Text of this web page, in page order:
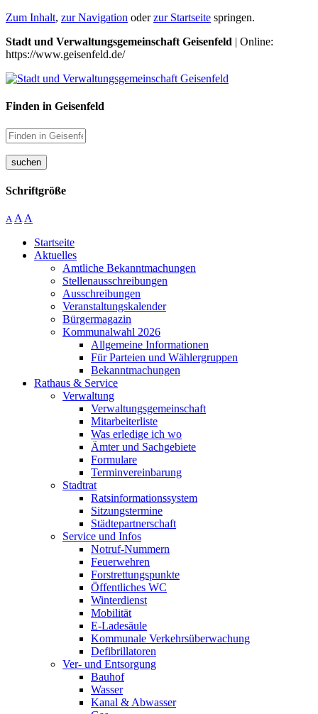
Zum Inhalt, zur Navigation oderzur Startseite springen.
Stadt und Verwaltungsgemeinschaft Geisenfeld | Online:
https://www.geisenfeld.de/
Finden in Geisenfeld
suchen
Schriftgröße
A A A
Startseite
Aktuelles
Amtliche Bekanntmachungen
Stellenausschreibungen
Ausschreibungen
Veranstaltungskalender
Bürgermagazin
Kommunalwahl 2026
Allgemeine Informationen
Für Parteien und Wählergruppen
Bekanntmachungen
Rathaus & Service
Verwaltung
Verwaltungsgemeinschaft
Mitarbeiterliste
Was erledige ich wo
Ämter und Sachgebiete
Formulare
Terminvereinbarung
Stadtrat
Ratsinformationssystem
Sitzungstermine
Städtepartnerschaft
Service und Infos
Notruf-Nummern
Feuerwehren
Forstrettungspunkte
Öffentliches WC
Winterdienst
Mobilität
E-Ladesäule
Kommunale Verkehrsüberwachung
Defibrillatoren
Ver- und Entsorgung
Bauhof
Wasser
Kanal & Abwasser